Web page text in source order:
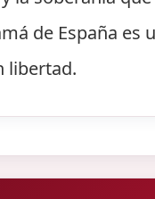
de España
libertad.